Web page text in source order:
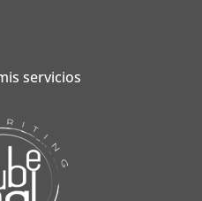
servicios